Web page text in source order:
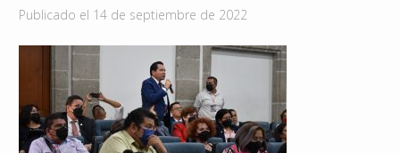
Reuniones y Conferencias
Reconocimientos
Publicaciones
Publicado el 14 de septiembre de 2022